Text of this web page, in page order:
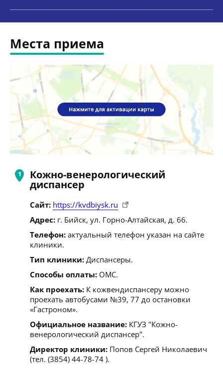
Места приема
Кожно-венерологический
диспансер
Сайт: https://kvdbiysk.ru
Адрес: г. Бийск, ул. Горно-Алтайская, д. 66.
Телефон: актуальный телефон указан на сайте
клиники.
Тип клиники: Диспансеры.
Способы оплаты: ОМС.
Как проехать: К кожвендиспансеру можно
проехать автобусами №39, 77 до остановки
«Гастроном».
Официальное название: КГУЗ "Кожно-
венерологический диспансер".
Директор клиники: Попов Сергей Николаевич
(тел. (3854) 44-78-74 ).